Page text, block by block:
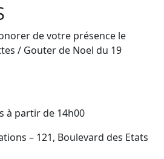
de votre présence le
/ Gouter de Noel du 19
à partir de 14h00
– 121, Boulevard des Etats